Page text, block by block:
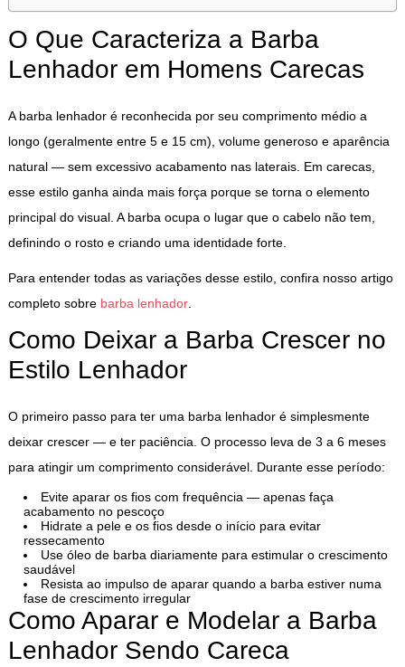
O Que Caracteriza a Barba
Lenhador em Homens Carecas
A barba lenhador é reconhecida por seu comprimento médio a
longo (geralmente entre 5 e 15 cm), volume generoso e aparência
natural — sem excessivo acabamento nas laterais. Em carecas,
esse estilo ganha ainda mais força porque se torna o elemento
principal do visual. A barba ocupa o lugar que o cabelo não tem,
definindo o rosto e criando uma identidade forte.
Para entender todas as variações desse estilo, confira nosso artigo
completo sobre barba lenhador.
Como Deixar a Barba Crescer no
Estilo Lenhador
O primeiro passo para ter uma barba lenhador é simplesmente
deixar crescer — e ter paciência. O processo leva de 3 a 6 meses
para atingir um comprimento considerável. Durante esse período:
Evite aparar os fios com frequência — apenas faça
acabamento no pescoço
Hidrate a pele e os fios desde o início para evitar
ressecamento
Use óleo de barba diariamente para estimular o crescimento
saudável
Resista ao impulso de aparar quando a barba estiver numa
fase de crescimento irregular
Como Aparar e Modelar a Barba
Lenhador Sendo Careca